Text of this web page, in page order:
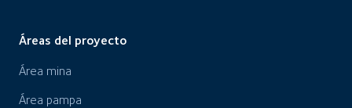
Áreas del proyecto
Área mina
Área pampa